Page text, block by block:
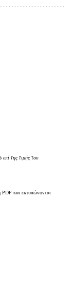
της τιμής του
PDF και εκτυπώνονται